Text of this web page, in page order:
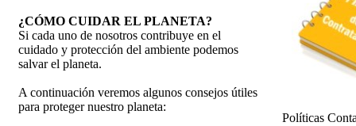
¿CÓMO CUIDAR EL PLANETA?
Si cada uno de nosotros contribuye en el
cuidado y protección del ambiente podemos
salvar el planeta.
A continuación veremos algunos consejos útiles
para proteger nuestro planeta:
Políticas